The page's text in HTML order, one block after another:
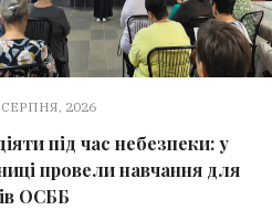
СЕРПНЯ, 2026
під час небезпеки: у
провели навчання для
ОСББ